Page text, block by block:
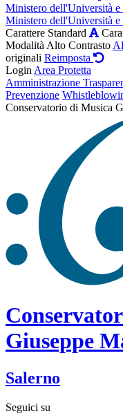
Ministero dell'Università e
Ministero dell'Università e
Carattere Standard
Modalità Alto Contrasto
originali Reimposta
Login Area Protetta
Amministrazione
Prevenzione
Conservatorio di Musica
Giuseppe
Salerno
Seguici su